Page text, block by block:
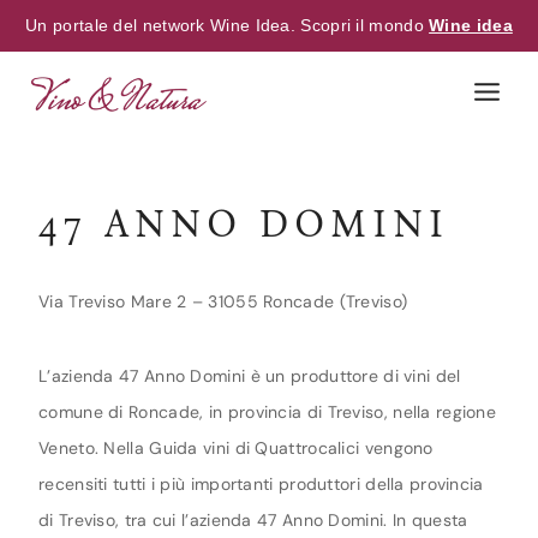
Un portale del network Wine Idea. Scopri il mondoWine idea
47 ANNO DOMINI
Via Treviso Mare 2 – 31055 Roncade (Treviso)
L’azienda 47 Anno Domini è un produttore di vini del
comune di Roncade, in provincia di Treviso, nella regione
Veneto. Nella Guida vini di Quattrocalici vengono
recensiti tutti i più importanti produttori della provincia
di Treviso, tra cui l’azienda 47 Anno Domini. In questa